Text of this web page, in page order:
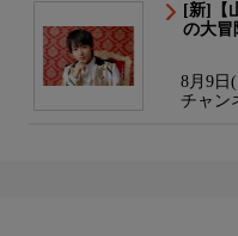
[新]【
の大冒
8月9日
チャン